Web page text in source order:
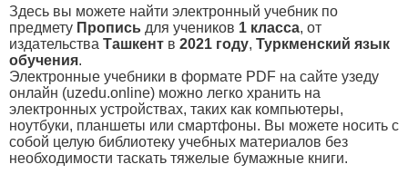
Здесь вы можете найти электронный учебник по
предмету Пропись для учеников 1 класса, от
издательства Ташкент в 2021 году, Туркменский язык
обучения.
Электронные учебники в формате PDF на сайте узеду
онлайн (uzedu.online) можно легко хранить на
электронных устройствах, таких как компьютеры,
ноутбуки, планшеты или смартфоны. Вы можете носить с
собой целую библиотеку учебных материалов без
необходимости таскать тяжелые бумажные книги.